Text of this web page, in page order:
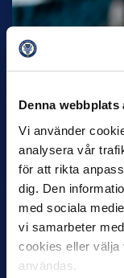
Denna webbplats
Vi använder
analysera vår
för att rikta
dig. Den
med sociala
vi samarbeter
cookies eller
användas.
27 JULI
Stefan Billborns
avslutats.…